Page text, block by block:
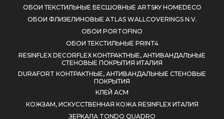
ОБОИ ТЕКСТИЛЬНЫЕ БЕСШОВНЫЕ ARTSKY HOMEDECO
ОБОИ ФЛИЗЕЛИНОВЫЕ ATLAS WALLCOVERINGS N.V.
ОБОИ PORTOFINO
ОБОИ ТЕКСТИЛЬНЫЕ PRINT4
RESINFLEX DECORFLEX КОНТРАКТНЫЕ, АНТИВАНДАЛЬНЫЕ
СТЕНОВЫЕ ПОКРЫТИЯ ИТАЛИЯ
DURAFORT КОНТРАКТНЫЕ, АНТИВАНДАЛЬНЫЕ СТЕНОВЫЕ
ПОКРЫТИЯ
КЛЕЙ АСМ
КОЖЗАМ, ИСКУССТВЕННАЯ КОЖА RESINFLEX ИТАЛИЯ
ЗЕРКАЛА TONDO QUADRO